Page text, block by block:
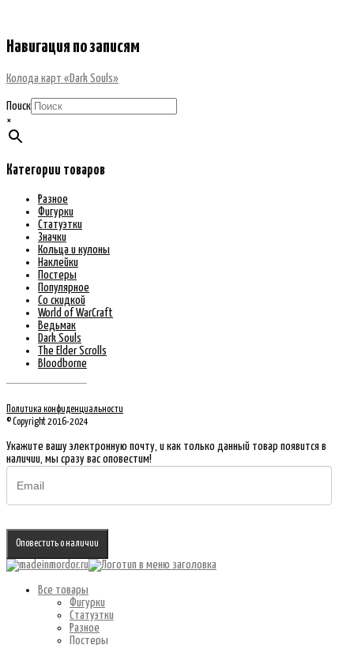
Навигация по записям
Колода карт «Dark Souls»
Поиск
×
Категории товаров
Разное
Фигурки
Статуэтки
Значки
Кольца и кулоны
Наклейки
Постеры
Популярное
Со скидкой
World of WarCraft
Ведьмак
Dark Souls
The Elder Scrolls
Bloodborne
Политика конфиденциальности
© Copyright 2016-2024
Укажите вашу электронную почту, и как только данный товар появится в
наличии, мы сразу вас оповестим!
Оповестить о наличии
Все товары
Фигурки
Статуэтки
Разное
Постеры